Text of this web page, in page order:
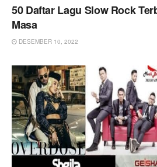
50 Daftar Lagu Slow Rock
Masa
DESEMBER 10, 2022